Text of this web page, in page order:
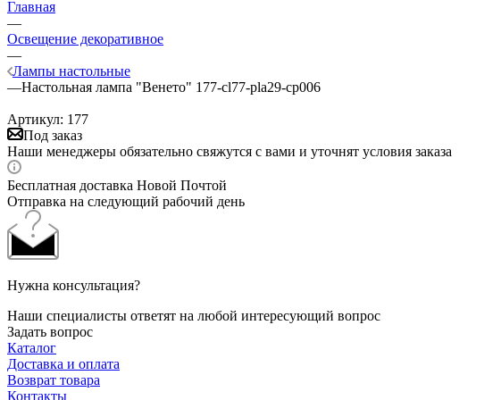
Главная
—
Освещение декоративное
—
Лампы настольные
—Настольная лампа "Венето" 177-cl77-pla29-cp006
Артикул: 177
Под заказ
Наши менеджеры обязательно свяжутся с вами и уточнят условия заказа
Бесплатная доставка Новой Почтой
Отправка на следующий рабочий день
Нужна консультация?
Наши специалисты ответят на любой интересующий вопрос
Задать вопрос
Каталог
Доставка и оплата
Возврат товара
Контакты